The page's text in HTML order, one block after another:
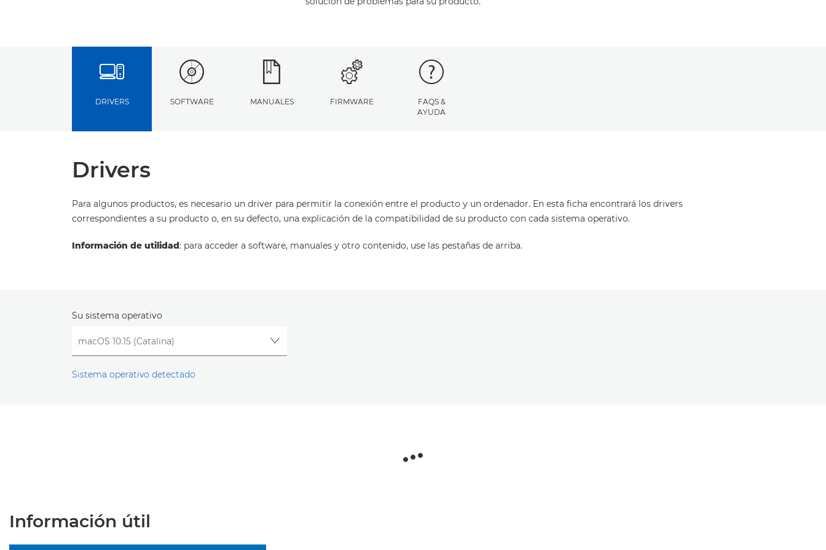
DRIVERS SOFTWARE MANUALES FIRMWARE
FAQS &
AYUDA
Drivers
Para algunos productos, es necesario un driver para permitir la conexión entre el producto y un ordenador. En esta ficha encontrará los drivers
correspondientes a su producto o, en su defecto, una explicación de la compatibilidad de su producto con cada sistema operativo.
Información de utilidad: para acceder a software, manuales y otro contenido, use las pestañas de arriba.
Su sistema operativo
Sistema operativo detectado
Información útil